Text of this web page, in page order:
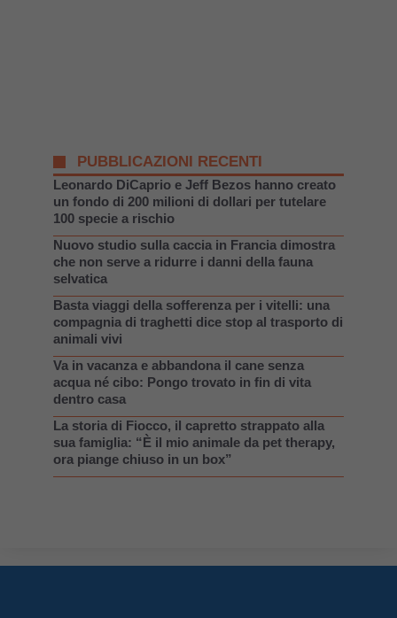
PUBBLICAZIONI RECENTI
Leonardo DiCaprio e Jeff Bezos hanno creato
un fondo di 200 milioni di dollari per tutelare
100 specie a rischio
Nuovo studio sulla caccia in Francia dimostra
che non serve a ridurre i danni della fauna
selvatica
Basta viaggi della sofferenza per i vitelli: una
compagnia di traghetti dice stop al trasporto di
animali vivi
Va in vacanza e abbandona il cane senza
acqua né cibo: Pongo trovato in fin di vita
dentro casa
La storia di Fiocco, il capretto strappato alla
sua famiglia: “È il mio animale da pet therapy,
ora piange chiuso in un box”